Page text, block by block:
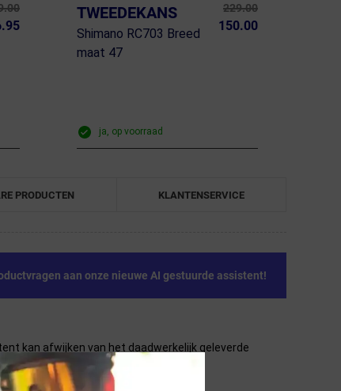
TWEEDEKANS
Shimano RC703 Breed
maat 47
229.00
150.00
ja, op voorraad
PRODUCTEN KLANTENSERVICE
aan onze nieuwe AI gestuurde assistent!
kan afwijken van het daadwerkelijk geleverde